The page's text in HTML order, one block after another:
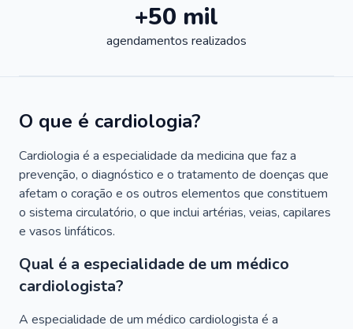
+50 mil
agendamentos realizados
O que é cardiologia?
Cardiologia é a especialidade da medicina que faz a
prevenção, o diagnóstico e o tratamento de doenças que
afetam o coração e os outros elementos que constituem
o sistema circulatório, o que inclui artérias, veias, capilares
e vasos linfáticos.
Qual é a especialidade de um médico
cardiologista?
A especialidade de um médico cardiologista é a